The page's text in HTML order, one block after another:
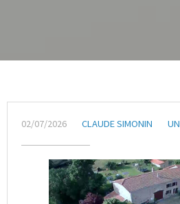
02/07/2026 CLAUDE SIMONIN